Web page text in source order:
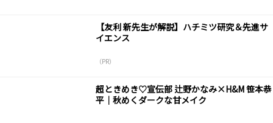
【友利 新先生が解説】ハチミツ研究＆先進サ
イエンス
（PR）
超ときめき♡宣伝部 辻野かなみ×H&M 笹本恭
平｜秋めくダークな甘メイク